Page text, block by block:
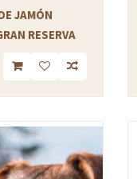
JAMÓN
RESERVA